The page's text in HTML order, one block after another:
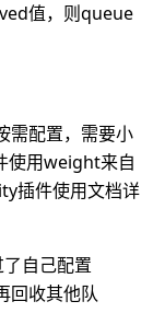
值，则queue
需配置，需要小
用weight来自
插件使用文档详
自己配置
回收其他队